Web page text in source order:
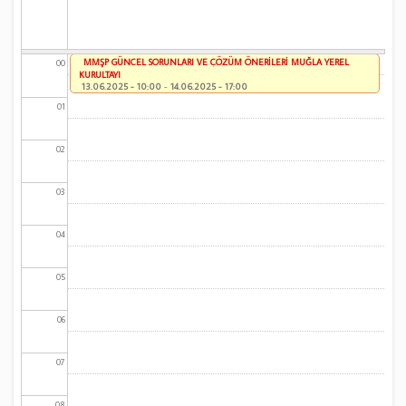
00
01
02
03
04
05
06
07
MMŞP GÜNCEL SORUNLARI VE ÇÖZÜM ÖNERİLERİ MUĞLA YEREL
KURULTAYI
13.06.2025 - 10:00 -14.06.2025 - 17:00